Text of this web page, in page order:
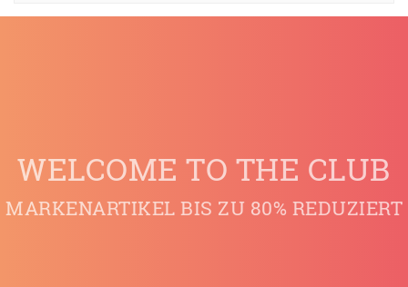
WELCOME TO THE CLUB
MARKENARTIKEL BIS ZU 80% REDUZIERT